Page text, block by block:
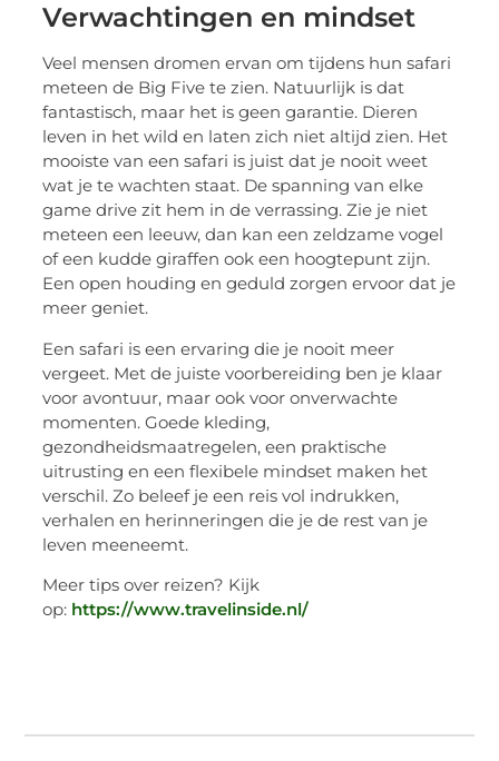
Verwachtingen en mindset
Veel mensen dromen ervan om tijdens hun safari
meteen de Big Five te zien. Natuurlijk is dat
fantastisch, maar het is geen garantie. Dieren
leven in het wild en laten zich niet altijd zien. Het
mooiste van een safari is juist dat je nooit weet
wat je te wachten staat. De spanning van elke
game drive zit hem in de verrassing. Zie je niet
meteen een leeuw, dan kan een zeldzame vogel
of een kudde giraffen ook een hoogtepunt zijn.
Een open houding en geduld zorgen ervoor dat je
meer geniet.
Een safari is een ervaring die je nooit meer
vergeet. Met de juiste voorbereiding ben je klaar
voor avontuur, maar ook voor onverwachte
momenten. Goede kleding,
gezondheidsmaatregelen, een praktische
uitrusting en een flexibele mindset maken het
verschil. Zo beleef je een reis vol indrukken,
verhalen en herinneringen die je de rest van je
leven meeneemt.
Meer tips over reizen? Kijk
op: https://www.travelinside.nl/